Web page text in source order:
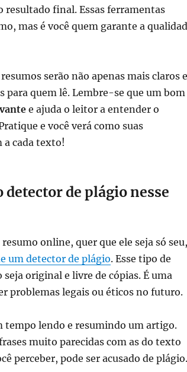
resultado final. Essas ferramentas
mas é você quem garante a
serão não apenas mais claros e
para quem lê. Lembre-se que um bom
e ajuda o leitor a entender o
e você verá como suas
a cada texto!
de plágio nesse
online, quer que ele seja só seu,
um detector de plágio. Esse tipo de
original e livre de cópias. É uma
problemas legais ou éticos no futuro.
tempo lendo e resumindo um artigo.
muito parecidas com as do texto
perceber, pode ser acusado de plágio.